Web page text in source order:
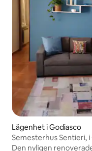
Lägenhet i Godiasco
Semesterhus Sentieri,
grönska
Den nyligen